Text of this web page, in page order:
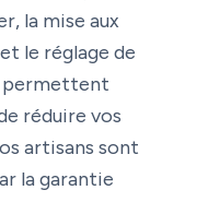
la mise aux
le réglage de
permettent
réduire vos
artisans sont
la garantie